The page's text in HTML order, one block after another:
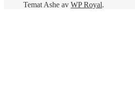
Temat Ashe av WP Royal.